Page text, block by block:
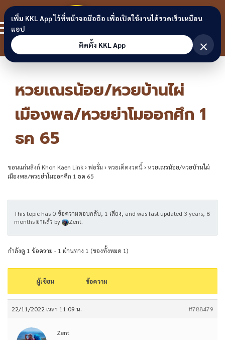
Skip to content
ขอนแก่น
ลิงก์
หวยเณรน้อย/หวยบ้านไผ่
เมืองพล/หวยย่าโมออกศึก 1
ธค 65
ขอนแก่นลิงก์ Khon Kaen Link›ฟอรั่ม ›หวยเด็ดงวดนี้›หวยเณรน้อย/หวยบ้านไผ่
เมืองพล/หวยย่าโมออกศึก 1 ธค 65
This topic has 0 ข้อความตอบกลับ, 1 เสียง, and was last updated 3 years, 8
months มาแล้ว by Zent.
กำลังดู 1 ข้อความ - 1 ผ่านทาง 1 (ของทั้งหมด 1)
ผู้เขียน ข้อความ
22/11/2022 เวลา 11:09 น. #788479
Zent
เพิ่ม KKL App ไว้ที่หน้าจอมือถือ เพื่อเปิดใช้งานได้รวดเร็วเหมือน
แอป
ติดตั้ง KKL App
×